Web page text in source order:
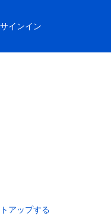
サインイン
アップする